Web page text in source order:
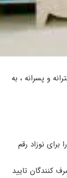
و پسرانه ، به
برای نوزاد رقم
کنندگان تایید